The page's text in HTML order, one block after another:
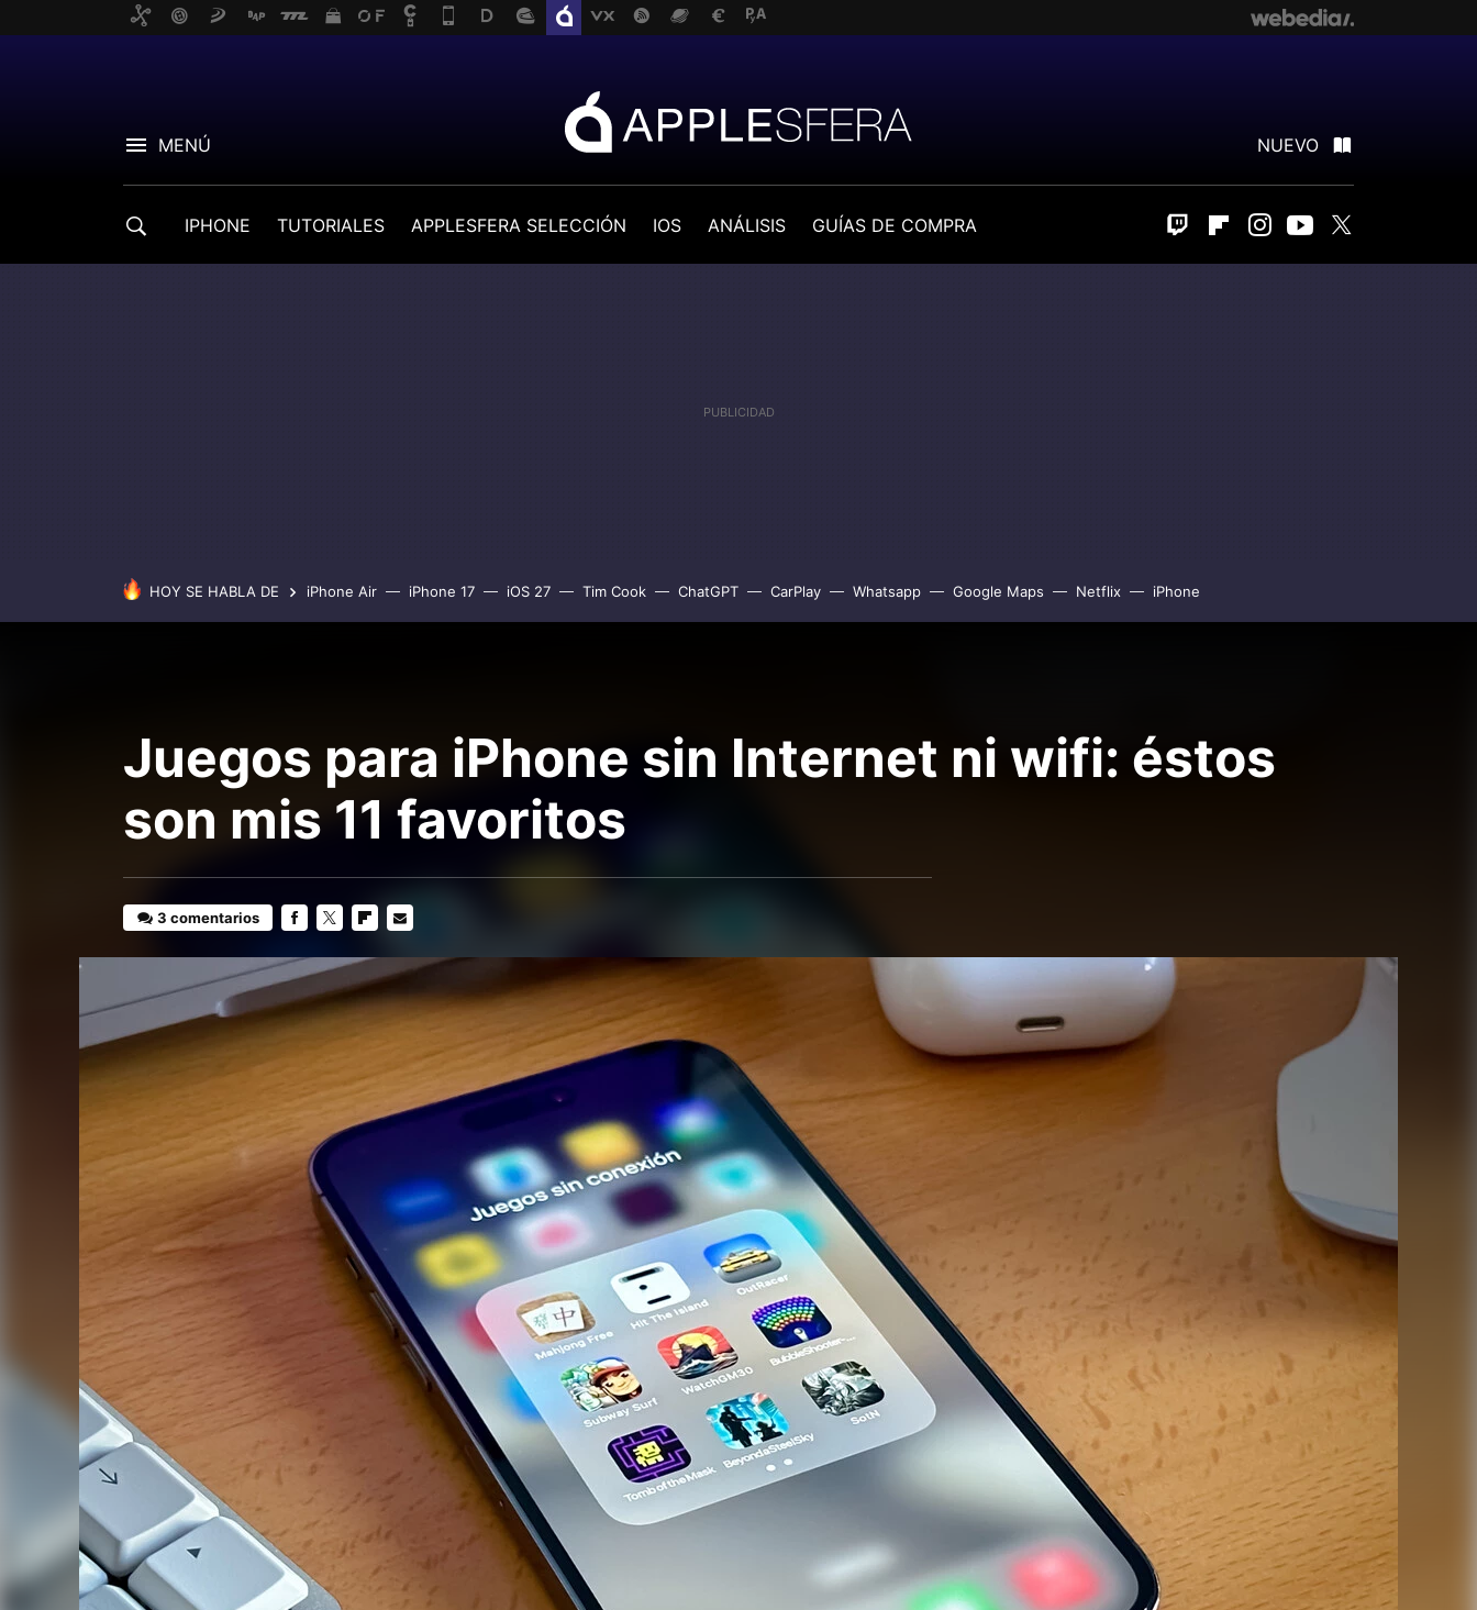
MENÚ NUEVO
IPHONE TUTORIALES APPLESFERA SELECCIÓN IOS ANÁLISIS GUÍAS DE COMPRA Twitch FlipboardInstagram
Youtube
HOY SE HABLA DE iPhone Air iPhone 17 iOS 27 Tim Cook ChatGPT CarPlay Whatsapp Google Maps Netflix iPhone
Juegos para iPhone sin Internet ni wifi: éstos
son mis 11 favoritos
3 comentarios
MAIL